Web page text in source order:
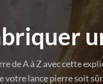
de A à Z avec cette
votre lance pierre soit